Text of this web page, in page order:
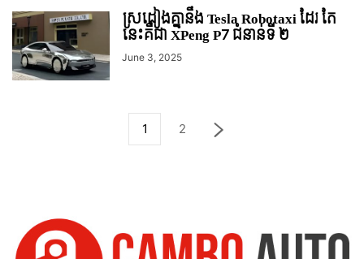
ស្រដៀងគ្នានឹង Tesla Robotaxi ដែរ តែ
នេះគឺជា XPeng P7 ជំនាន់ទី ២
June 3, 2025
1 2